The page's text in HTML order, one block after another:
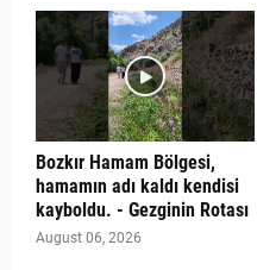
Bozkır Hamam Bölgesi,
hamamın adı kaldı kendisi
kayboldu. - Gezginin Rotası
August 06, 2026